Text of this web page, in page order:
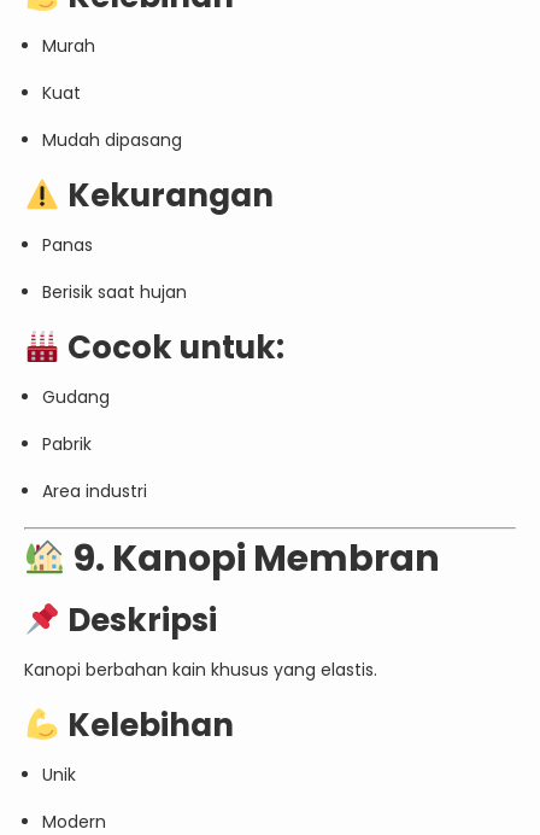
Murah
Kuat
Mudah dipasang
Kekurangan
Panas
Berisik saat hujan
Cocok untuk:
Gudang
Pabrik
Area industri
9. Kanopi Membran
Deskripsi
Kanopi berbahan kain khusus yang elastis.
Kelebihan
Unik
Modern